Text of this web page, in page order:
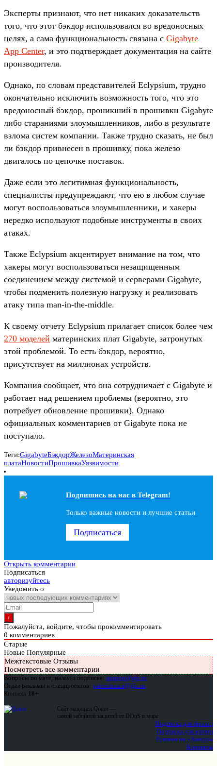
Эксперты признают, что нет никаких доказательств
того, что этот бэкдор использовался во вредоносных
целях, а сама функциональность связана с Gigabyte
App Center, и это подтверждает документация на сайте
производителя.
Однако, по словам представителей Eclypsium, трудно
окончательно исключить возможность того, что это
вредоносный бэкдор, проникший в прошивки Gigabyte
либо стараниями злоумышленников, либо в результате
взлома систем компании. Также трудно сказать, не был
ли бэкдор привнесен в прошивку, пока железо
двигалось по цепочке поставок.
Даже если это легитимная функциональность,
специалисты предупреждают, что ею в любом случае
могут воспользоваться злоумышленники, и хакеры
нередко используют подобные инструменты в своих
атаках.
Также Eclypsium акцентирует внимание на том, что
хакеры могут воспользоваться незащищенным
соединением между системой и серверами Gigabyte,
чтобы подменить полезную нагрузку и реализовать
атаку типа man-in-the-middle.
К своему отчету Eclypsium прилагает список более чем
270 моделей материнских плат Gigabyte, затронутых
этой проблемой. То есть бэкдор, вероятно,
присутствует на миллионах устройств.
Компания сообщает, что она сотрудничает с Gigabyte и
работает над решением проблемы (вероятно, это
потребует обновление прошивки). Однако
официальных комментариев от Gigabyte пока не
поступало.
Теги:GigabyteБэкдорЖелезоМатеринская
платаНовостиПрошивкаУязвимости
Подпишись на наc в Telegram!
Только важные новости и лучшие статьи
Подписаться
Открыть комментарии
Подписаться
авторизуйтесь
Уведомить о
Пожалуйста, войдите, чтобы прокомментировать
0 комментариев
Старые
Новые Популярные
Межтекстовые Отзывы
Посмотреть все комментарии
Вопросы по материалам и подписке: support@glc.ru
Отдел рекламы и спецпроектов: yakovleva.a@glc.ru
Контент 18+
Сайт защищен Qrator —
самой забойной защитой от DDoS в мире
Подписка для физлиц
Подписка для юрлиц
Реклама на «Хакере»
Контакты